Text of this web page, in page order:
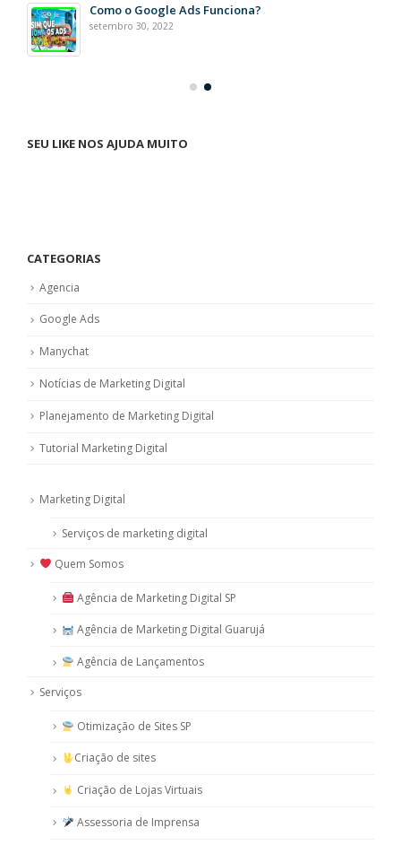
Como o Google Ads Funciona?
setembro 30, 2022
SEU LIKE NOS AJUDA MUITO
CATEGORIAS
Agencia
Google Ads
Manychat
Notícias de Marketing Digital
Planejamento de Marketing Digital
Tutorial Marketing Digital
Marketing Digital
Serviços de marketing digital
Quem Somos
Agência de Marketing Digital SP
Agência de Marketing Digital Guarujá
Agência de Lançamentos
Serviços
Otimização de Sites SP
Criação de sites
Criação de Lojas Virtuais
Assessoria de Imprensa